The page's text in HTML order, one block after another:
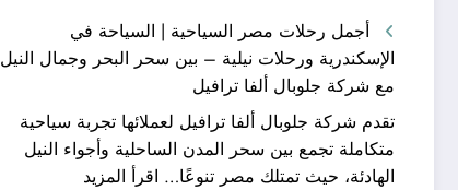
أجمل رحلات مصر السياحية | السياحة في
الإسكندرية ورحلات نيلية – بين سحر البحر وجمال النيل
مع شركة جلوبال ألفا ترافيل
تقدم شركة جلوبال ألفا ترافيل لعملائها تجربة سياحية
متكاملة تجمع بين سحر المدن الساحلية وأجواء النيل
الهادئة، حيث تمتلك مصر تنوعًا… اقرأ المزيد